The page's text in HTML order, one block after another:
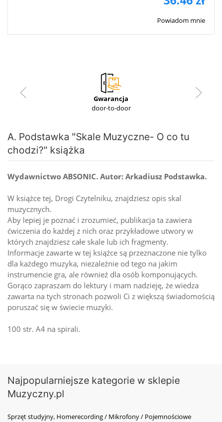
Powiadom mnie
Gwarancja
door-to-door
A. Podstawka ″Skale Muzyczne- O co tu
chodzi?″ książka
Wydawnictwo ABSONIC. Autor: Arkadiusz Podstawka.
W książce tej, Drogi Czytelniku, znajdziesz opis skal
muzycznych.
Aby lepiej je poznać i zrozumieć, publikacja ta zawiera
ćwiczenia do każdej z nich oraz przykładowe utwory w
których znajdziesz całe skale lub ich fragmenty.
Informacje zawarte w tej książce są przeznaczone nie tylko
dla każdego muzyka, niezależnie od tego na jakim
instrumencie gra, ale również dla osób komponujących.
Gorąco zapraszam do lektury i mam nadzieję, że wiedza
zawarta na tych stronach pozwoli Ci z większą świadomością
poruszać się w świecie muzyki.
100 str. A4 na spirali.
Najpopularniejsze kategorie w sklepie
Muzyczny.pl
Sprzęt studyjny, Homerecording / Mikrofony / Pojemnościowe